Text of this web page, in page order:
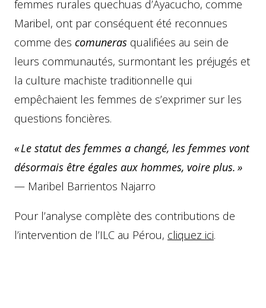
femmes rurales quechuas d’Ayacucho, comme
Maribel, ont par conséquent été reconnues
comme des comuneras qualifiées au sein de
leurs communautés, surmontant les préjugés et
la culture machiste traditionnelle qui
empêchaient les femmes de s’exprimer sur les
questions foncières.
«Le statut des femmes a changé, les femmes vont
désormais être égales aux hommes, voire plus. »
— Maribel Barrientos Najarro
Pour l’analyse complète des contributions de
l’intervention de l’ILC au Pérou, cliquez ici.